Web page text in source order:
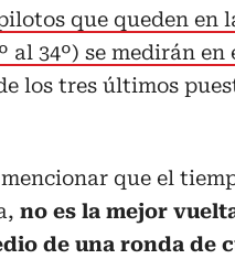
que queden en
al 34º) se medirán en
los tres últimos
que el
no es la mejor
de una ronda de